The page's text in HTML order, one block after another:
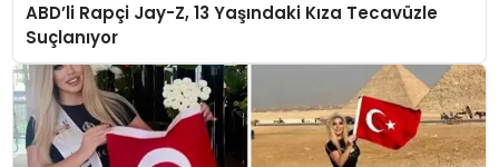
ABD’li Rapçi Jay-Z, 13 Yaşındaki Kıza Tecavüzle
Suçlanıyor